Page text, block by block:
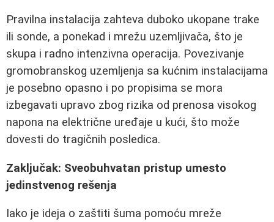
Pravilna instalacija zahteva duboko ukopane trake
ili sonde, a ponekad i mrežu uzemljivača, što je
skupa i radno intenzivna operacija. Povezivanje
gromobranskog uzemljenja sa kućnim instalacijama
je posebno opasno i po propisima se mora
izbegavati upravo zbog rizika od prenosa visokog
napona na električne uređaje u kući, što može
dovesti do tragičnih posledica.
Zaključak: Sveobuhvatan pristup umesto
jedinstvenog rešenja
Iako je ideja o zaštiti šuma pomoću mreže